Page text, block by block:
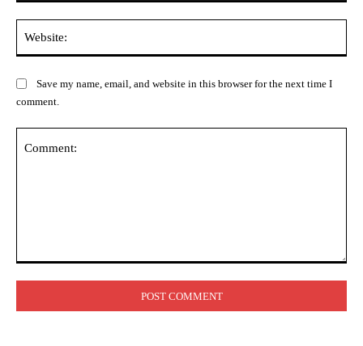
Save my name, email, and website in this browser for the next time I
comment.